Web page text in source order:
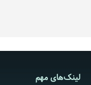
لینک‌های مهم